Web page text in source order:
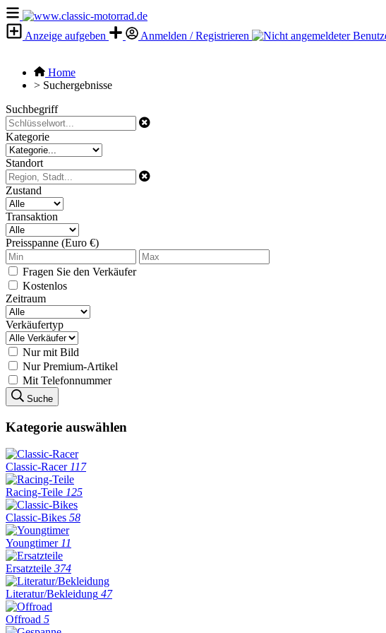
Anzeige aufgeben Anmelden / Registrieren
Home
> Suchergebnisse
Suchbegriff
Kategorie
Standort
Zustand
Transaktion
Preisspanne (Euro €)
Fragen Sie den Verkäufer
Kostenlos
Zeitraum
Verkäufertyp
Nur mit Bild
Nur Premium-Artikel
Mit Telefonnummer
Suche
Kategorie auswählen
Classic-Racer 117
Racing-Teile 125
Classic-Bikes 58
Youngtimer 11
Ersatzteile 374
Literatur/Bekleidung 47
Offroad 5